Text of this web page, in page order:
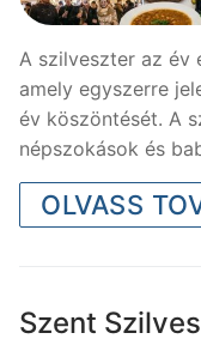
A szilveszter az év
amely egyszerre
év köszöntését. A
népszokások és
OLVASS
Szent